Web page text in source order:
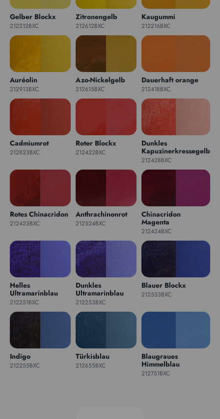
Gelber Blockx
212212BXC
Zitronengelb
212612BXC
Kaugummi
212216BXC
Auréolin
212913BXC
Azo-Nickelgelb
212615BXC
Dauerhaft orange
212418BXC
Cadmiumrot
212823BXC
Roter Blockx
212422BXC
Dunkles
Kapuzinerkressegelb
212428BXC
Rotes Chinacridon
212423BXC
Anthrachinonrot
212524BXC
Chinacridon
Magenta
212424BXC
Helles
Ultramarinblau
212251BXC
Dunkles
Ultramarinblau
212253BXC
Blauer Blockx
212553BXC
Indigo
212255BXC
Türkisblau
212655BXC
Blaugraues
Himmelblau
212751BXC